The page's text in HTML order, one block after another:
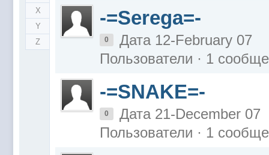
X
Y
Z
-=Serega=-
0
Дата 12-February 07
Пользователи · 1
-=SNAKE=-
0
Дата 21-December 07
Пользователи · 1